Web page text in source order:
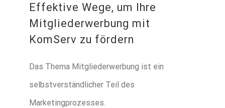
Effektive Wege, um Ihre
Mitgliederwerbung mit
KomServ zu fördern
Das Thema Mitgliederwerbung ist ein
selbstverständlicher Teil des
Marketingprozesses.